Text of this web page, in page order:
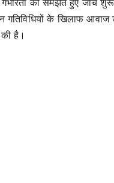
गतिविधियों के खिलाफ
की है।